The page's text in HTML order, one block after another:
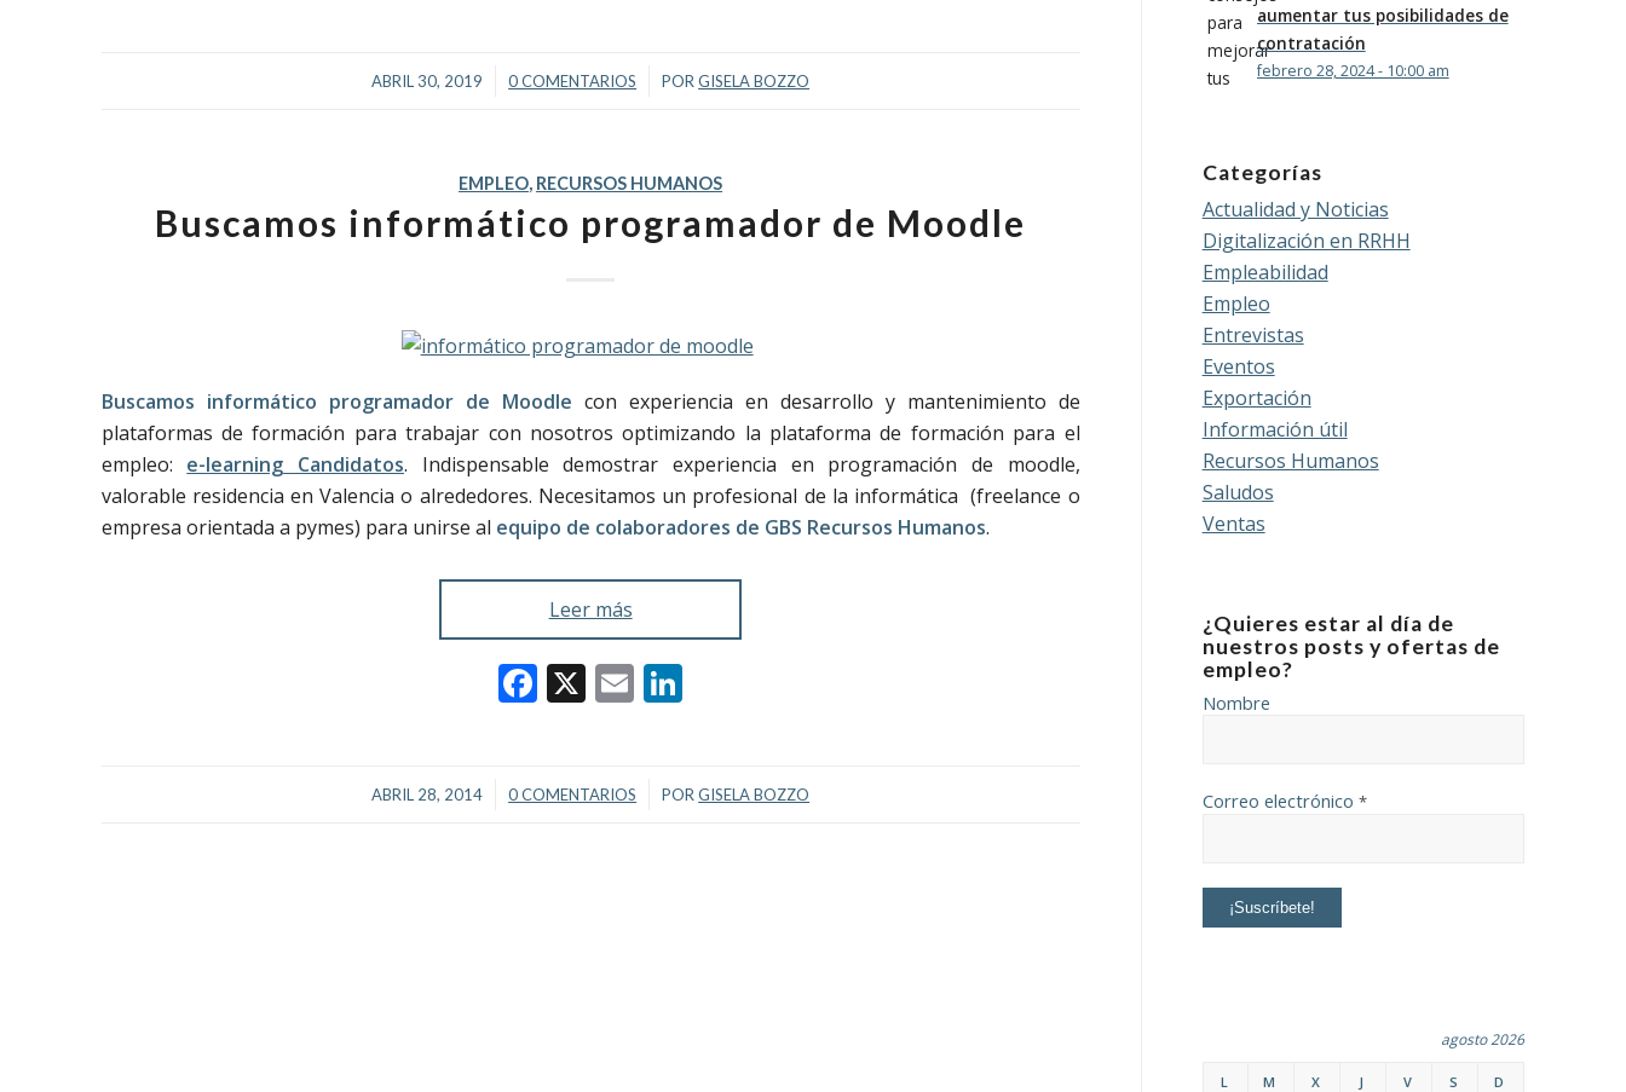
ABRIL 30, 2019
/ 0 COMENTARIOS
/ PORGISELA BOZZO
EMPLEO, RECURSOS HUMANOS
Buscamos informático programador de Moodle
Buscamos informático programador de Moodle con experiencia en desarrollo y mantenimiento de
plataformas de formación para trabajar con nosotros optimizando la plataforma de formación para el
empleo: e-learning Candidatos. Indispensable demostrar experiencia en programación de moodle,
valorable residencia en Valencia o alrededores. Necesitamos un profesional de la informática (freelance o
empresa orientada a pymes) para unirse al equipo de colaboradores de GBS Recursos Humanos.
Leer más
Facebook
X Email
ABRIL 28, 2014
/ 0 COMENTARIOS
/ PORGISELA BOZZO
aumentar tus posibilidades de
contratación
febrero 28, 2024 - 10:00 am
Categorías
Actualidad y Noticias
Digitalización en RRHH
Empleabilidad
Empleo
Entrevistas
Eventos
Exportación
Información útil
Recursos Humanos
Saludos
Ventas
¿Quieres estar al día de
nuestros posts y ofertas de
empleo?
Nombre
Correo electrónico *
agosto 2026
L M X J V S D